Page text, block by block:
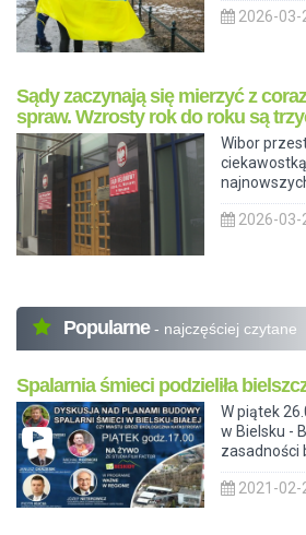
2026-03-
Sądy zaczynają się mierzyć z
spraw. Wzrosty rok do roku są
Wibor
2026-03-
Popularne - najczęściej czytane
Spalarnia śmieci podzieliła
W piątek
w Bielsku -
zasadności
2021-02-